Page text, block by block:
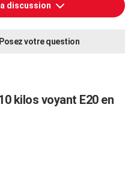
discussion
Posez votre question
kilos voyant E20 en